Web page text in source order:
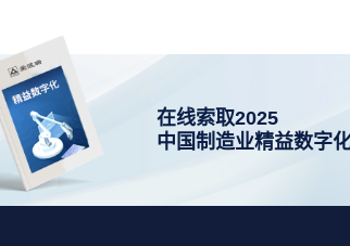
在线索取2025
中国制造业精益数字